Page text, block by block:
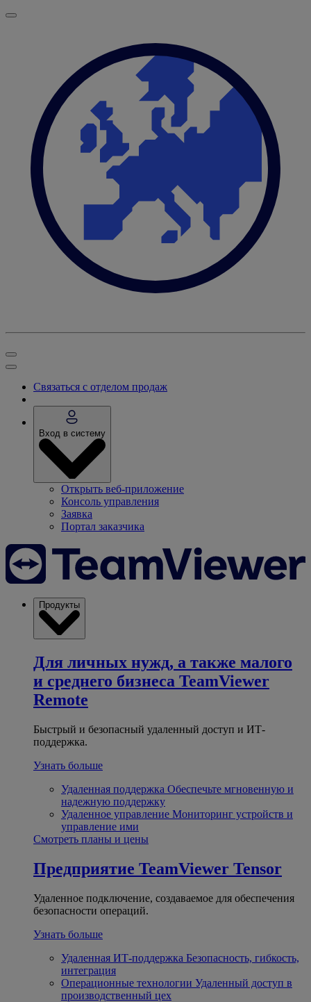
Связаться с отделом продаж
Вход в систему
Открыть веб-приложение
Консоль управления
Заявка
Портал заказчика
Продукты
Для личных нужд, а также малого
и среднего бизнеса TeamViewer
Remote
Быстрый и безопасный удаленный доступ и ИТ-
поддержка.
Узнать больше
Удаленная поддержка Обеспечьте мгновенную и
надежную поддержку
Удаленное управление Мониторинг устройств и
управление ими
Смотреть планы и цены
Предприятие TeamViewer Tensor
Удаленное подключение, создаваемое для обеспечения
безопасности операций.
Узнать больше
Удаленная ИТ-поддержка Безопасность, гибкость,
интеграция
Операционные технологии Удаленный доступ в
производственный цех